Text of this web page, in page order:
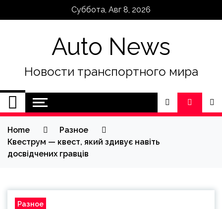
Суббота, Авг 8, 2026
Auto News
Новости транспортного мира
Home
Разное
Квеструм — квест, який здивує навіть
досвідчених гравців
Разное